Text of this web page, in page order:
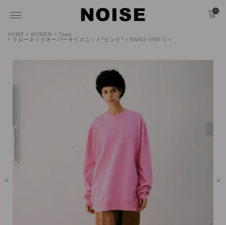
0
HOME WOMEN
Tops
クルーネックオーバーサイズニット*ピンク*＜NMA3-UN01L＞